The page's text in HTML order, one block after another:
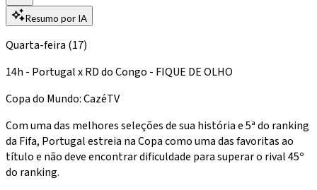
Resumo por IA
Quarta-feira (17)
14h - Portugal x RD do Congo - FIQUE DE OLHO
Copa do Mundo: CazéTV
Com uma das melhores seleções de sua história e 5ª do ranking
da Fifa, Portugal estreia na Copa como uma das favoritas ao
título e não deve encontrar dificuldade para superar o rival 45º
do ranking.